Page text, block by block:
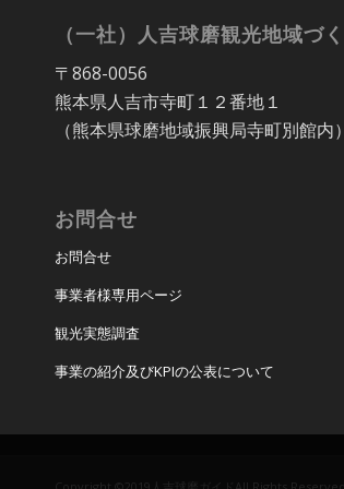
（一社）人吉球磨観光地域づ
〒868-0056
熊本県人吉市寺町１２番地１
（熊本県球磨地域振興局寺町別館内）
お問合せ
お問合せ
事業者様専用ページ
観光実態調査
事業の紹介及びKPIの公表について